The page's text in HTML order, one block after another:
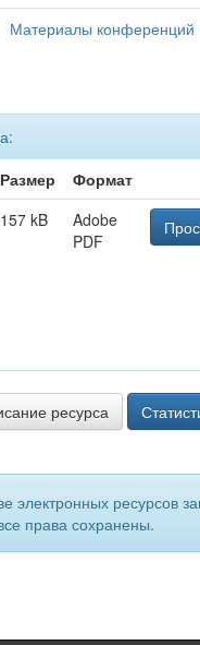
Материалы конференций
Размер
Формат
157 kB
Adobe
PDF
ресурса
электронных ресурсов
права сохранены.